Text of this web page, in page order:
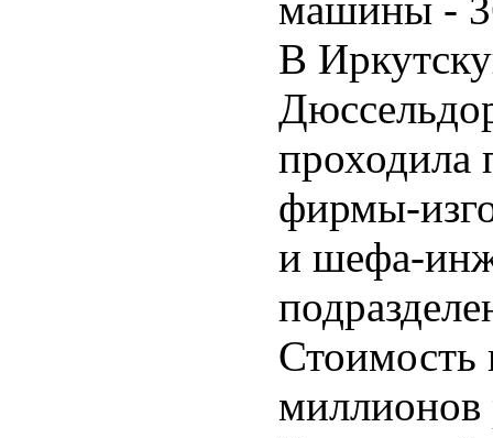
В
проходила
фирмы-
и шефа-
Стоимость
миллионов